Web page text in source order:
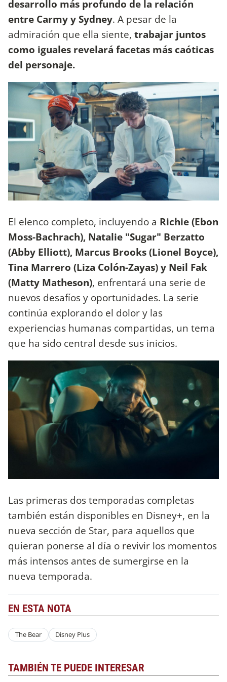
desarrollo más profundo de la relación
entre Carmy y Sydney. A pesar de la
admiración que ella siente, trabajar juntos
como iguales revelará facetas más caóticas
del personaje.
El elenco completo, incluyendo a Richie (Ebon
Moss-Bachrach), Natalie "Sugar" Berzatto
(Abby Elliott), Marcus Brooks (Lionel Boyce),
Tina Marrero (Liza Colón-Zayas) y Neil Fak
(Matty Matheson), enfrentará una serie de
nuevos desafíos y oportunidades. La serie
continúa explorando el dolor y las
experiencias humanas compartidas, un tema
que ha sido central desde sus inicios.
Las primeras dos temporadas completas
también están disponibles en Disney+, en la
nueva sección de Star, para aquellos que
quieran ponerse al día o revivir los momentos
más intensos antes de sumergirse en la
nueva temporada.
EN ESTA NOTA
The Bear Disney Plus
TAMBIÉN TE PUEDE INTERESAR